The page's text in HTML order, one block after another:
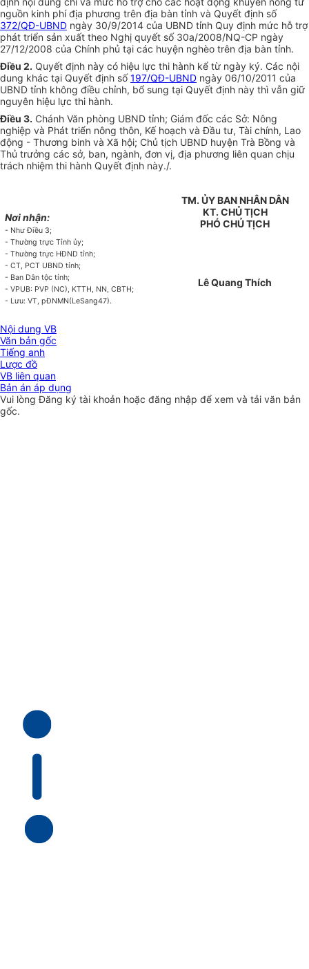
nguồn kinh phí địa phương trên địa bàn tỉnh và Quyết định số
372/QĐ-UBND ngày 30/9/2014 của UBND tỉnh Quy định mức hỗ trợ
phát triển sản xuất theo Nghị quyết số 30a/2008/NQ-CP ngày
27/12/2008 của Chính phủ tại các huyện nghèo trên địa bàn tỉnh.
Điều 2. Quyết định này có hiệu lực thi hành kể từ ngày ký. Các nội
dung khác tại Quyết định số197/QĐ-UBND ngày 06/10/2011 của
UBND tỉnh không điều chỉnh, bổ sung tại Quyết định này thì vẫn giữ
nguyên hiệu lực thi hành.
Điều 3. Chánh Văn phòng UBND tỉnh; Giám đốc các Sở: Nông
nghiệp và Phát triển nông thôn, Kế hoạch và Đầu tư, Tài chính, Lao
động - Thương binh và Xã hội; Chủ tịch UBND huyện Trà Bồng và
Thủ trưởng các sở, ban, ngành, đơn vị, địa phương liên quan chịu
trách nhiệm thi hành Quyết định này./.
Nơi nhận:
- Như Điều 3;
- Thường trực Tỉnhủy;
- Thường trực HĐND tỉnh;
- CT, PCT UBND tỉnh;
- Ban Dân tộc tỉnh;
- VPUB: PVP (NC), KTTH, NN, CBTH;
- Lưu: VT, pĐNMN(LeSang47).
TM. ỦY BAN NHÂN DÂN
KT. CHỦ TỊCH
PHÓ CHỦ TỊCH
Lê Quang Thích
Nội dung VB
Văn bản gốc
Tiếng anh
Lược đồ
VB liên quan
Bản án áp dụng
Vui lòngĐăng ký tài khoản hoặc đăng nhập để xem và tải văn bản
gốc.